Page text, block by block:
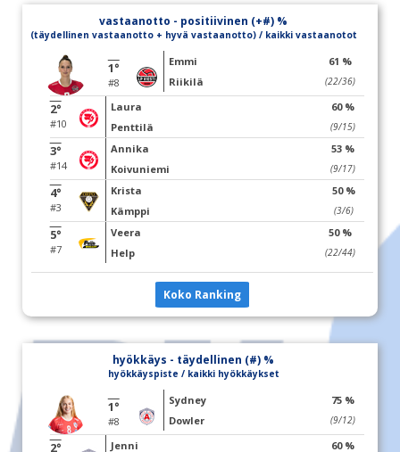
vastaanotto - positiivinen (+#) %
(täydellinen vastaanotto + hyvä vastaanotto) / kaikki vastaanotot
1°
#8
Emmi
Riikilä
61 %
(22/36)
2°
#10
Laura
Penttilä
60 %
(9/15)
3°
#14
Annika
Koivuniemi
53 %
(9/17)
4°
#3
Krista
Kämppi
50 %
(3/6)
5°
#7
Veera
Help
50 %
(22/44)
Koko Ranking
hyökkäys - täydellinen (#) %
hyökkäyspiste / kaikki hyökkäykset
1°
#8
Sydney
Dowler
75 %
(9/12)
2°
Jenni
60 %